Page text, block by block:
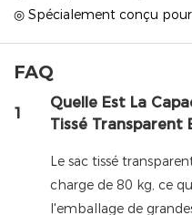
◎ Spécialement conçu
FAQ
1
Quelle Est La
Tissé Transparent
Le sac tissé
charge de 80 kg, ce
l'emballage de